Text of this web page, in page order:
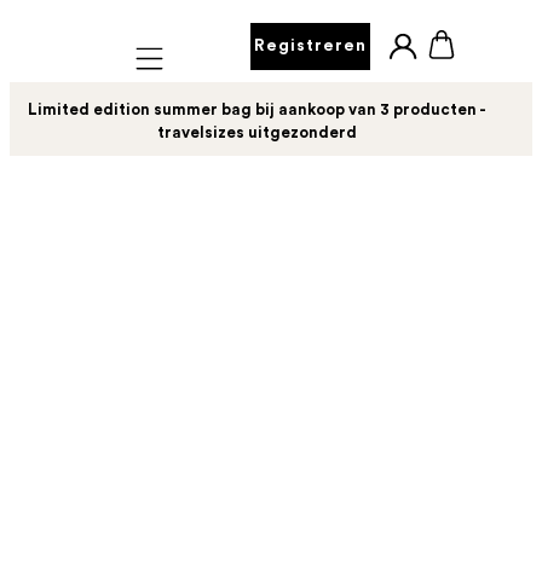
Mobile navigation
Registreren
Limited edition summer bag bij aankoop van 3 producten -
travelsizes uitgezonderd